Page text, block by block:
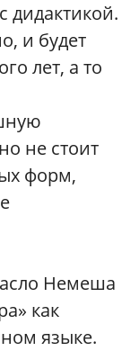
дидактикой.
и будет
лет, а то
не стоит
форм,
Немеша
как
языке.